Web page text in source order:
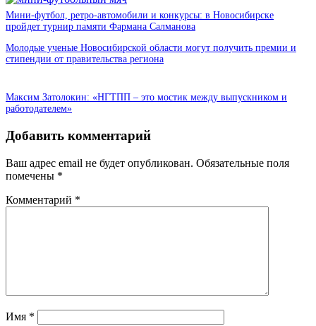
Мини-футбол, ретро-автомобили и конкурсы: в Новосибирске
пройдет турнир памяти Фармана Салманова
Молодые ученые Новосибирской области могут получить премии и
стипендии от правительства региона
Максим Затолокин: «НГТПП – это мостик между выпускником и
работодателем»
Добавить комментарий
Ваш адрес email не будет опубликован. Обязательные поля
помечены *
Комментарий *
Имя *